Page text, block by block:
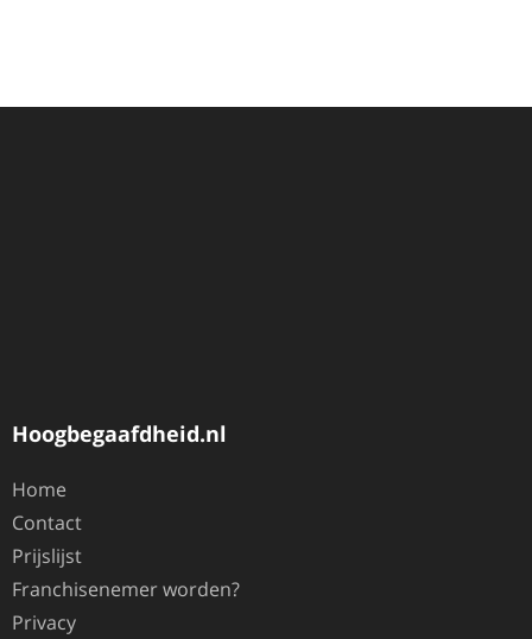
Hoogbegaafdheid.nl
Home
Contact
Prijslijst
Franchisenemer worden?
Privacy